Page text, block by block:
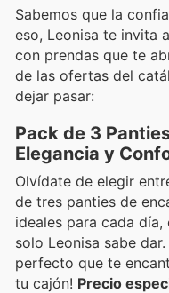
Sabemos que la
eso, Leonisa te invita
con prendas que te
de las ofertas del
dejar pasar:
Pack de 3
Elegancia y
Olvídate de elegir
de tres panties de
ideales para cada
solo Leonisa sabe
perfecto que te
tu cajón! Precio